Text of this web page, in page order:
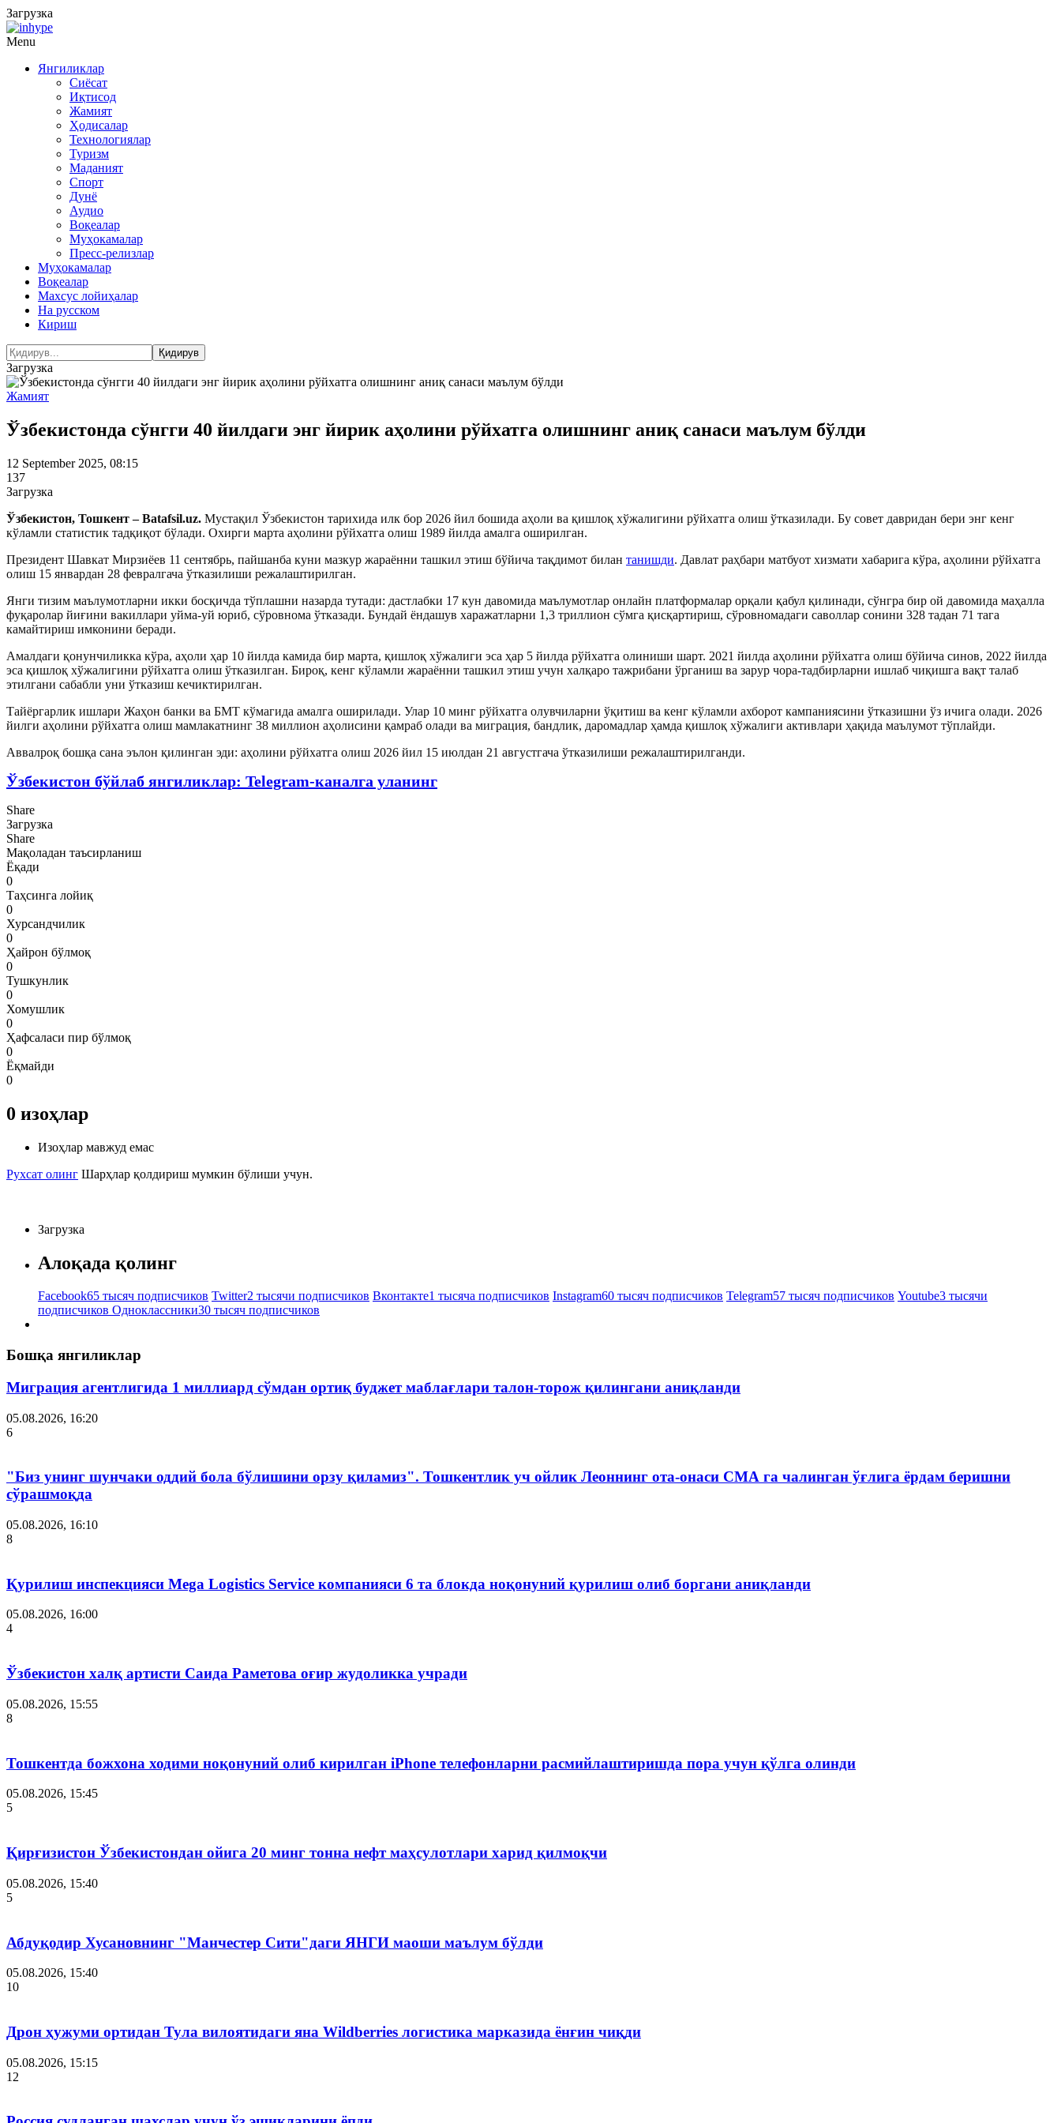
Загрузка
Menu
Янгиликлар
Сиёсат
Иқтисод
Жамият
Ҳодисалар
Технологиялар
Туризм
Маданият
Спорт
Дунё
Аудио
Воқеалар
Муҳокамалар
Пресс-релизлар
Муҳокамалар
Воқеалар
Махсус лойиҳалар
На русском
Кириш
Загрузка
Жамият
Ўзбекистонда сўнгги 40 йилдаги энг йирик аҳолини рўйхатга олишнинг аниқ санаси маълум бўлди
12 September 2025, 08:15
137
Загрузка
Ўзбекистон, Тошкент – Batafsil.uz. Мустақил Ўзбекистон тарихида илк бор 2026 йил бошида аҳоли ва қишлоқ хўжалигини рўйхатга олиш ўтказилади. Бу совет давридан бери энг кенг
кўламли статистик тадқиқот бўлади. Охирги марта аҳолини рўйхатга олиш 1989 йилда амалга оширилган.
Президент Шавкат Мирзиёев 11 сентябрь, пайшанба куни мазкур жараённи ташкил этиш бўйича тақдимот билан танишди. Давлат раҳбари матбуот хизмати хабарига кўра, аҳолини рўйхатга
олиш 15 январдан 28 февралгача ўтказилиши режалаштирилган.
Янги тизим маълумотларни икки босқичда тўплашни назарда тутади: дастлабки 17 кун давомида маълумотлар онлайн платформалар орқали қабул қилинади, сўнгра бир ой давомида маҳалла
фуқаролар йиғини вакиллари уйма-уй юриб, сўровнома ўтказади. Бундай ёндашув харажатларни 1,3 триллион сўмга қисқартириш, сўровномадаги саволлар сонини 328 тадан 71 тага
камайтириш имконини беради.
Амалдаги қонунчиликка кўра, аҳоли ҳар 10 йилда камида бир марта, қишлоқ хўжалиги эса ҳар 5 йилда рўйхатга олиниши шарт. 2021 йилда аҳолини рўйхатга олиш бўйича синов, 2022 йилда
эса қишлоқ хўжалигини рўйхатга олиш ўтказилган. Бироқ, кенг кўламли жараённи ташкил этиш учун халқаро тажрибани ўрганиш ва зарур чора-тадбирларни ишлаб чиқишга вақт талаб
этилгани сабабли уни ўтказиш кечиктирилган.
Тайёргарлик ишлари Жаҳон банки ва БМТ кўмагида амалга оширилади. Улар 10 минг рўйхатга олувчиларни ўқитиш ва кенг кўламли ахборот кампаниясини ўтказишни ўз ичига олади. 2026
йилги аҳолини рўйхатга олиш мамлакатнинг 38 миллион аҳолисини қамраб олади ва миграция, бандлик, даромадлар ҳамда қишлоқ хўжалиги активлари ҳақида маълумот тўплайди.
Аввалроқ бошқа сана эълон қилинган эди: аҳолини рўйхатга олиш 2026 йил 15 июлдан 21 августгача ўтказилиши режалаштирилганди.
Ўзбекистон бўйлаб янгиликлар: Telegram-каналга уланинг
Share
Загрузка
Share
Мақоладан таъсирланиш
Ёқади
0
Таҳсинга лойиқ
0
Хурсандчилик
0
Ҳайрон бўлмоқ
0
Тушкунлик
0
Хомушлик
0
Ҳафсаласи пир бўлмоқ
0
Ёқмайди
0
0 изоҳлар
Изоҳлар мавжуд емас
Рухсат олинг Шарҳлар қолдириш мумкин бўлиши учун.
Загрузка
Алоқада қолинг
Facebook65 тысяч подписчиков Twitter2 тысячи подписчиков Вконтакте1 тысяча подписчиков Instagram60 тысяч подписчиков Telegram57 тысяч подписчиков Youtube3 тысячи
подписчиков Одноклассники30 тысяч подписчиков
Бошқа янгиликлар
Миграция агентлигида 1 миллиард сўмдан ортиқ буджет маблағлари талон-торож қилингани аниқланди
05.08.2026, 16:20
6
"Биз унинг шунчаки оддий бола бўлишини орзу қиламиз". Тошкентлик уч ойлик Леоннинг ота-онаси СМА га чалинган ўғлига ёрдам беришни
сўрашмоқда
05.08.2026, 16:10
8
Қурилиш инспекцияси Мega Logistics Service компанияси 6 та блокда ноқонуний қурилиш олиб боргани аниқланди
05.08.2026, 16:00
4
Ўзбекистон халқ артисти Саида Раметова оғир жудоликка учради
05.08.2026, 15:55
8
Тошкентда божхона ходими ноқонуний олиб кирилган iPhone телефонларни расмийлаштиришда пора учун қўлга олинди
05.08.2026, 15:45
5
Қирғизистон Ўзбекистондан ойига 20 минг тонна нефт маҳсулотлари харид қилмоқчи
05.08.2026, 15:40
5
Абдуқодир Хусановнинг "Манчестер Сити"даги ЯНГИ маоши маълум бўлди
05.08.2026, 15:40
10
Дрон ҳужуми ортидан Тула вилоятидаги яна Wildberries логистика марказида ёнғин чиқди
05.08.2026, 15:15
12